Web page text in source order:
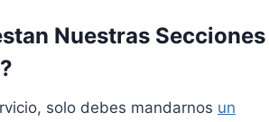
Nuestras Secciones
solo debes mandarnos un